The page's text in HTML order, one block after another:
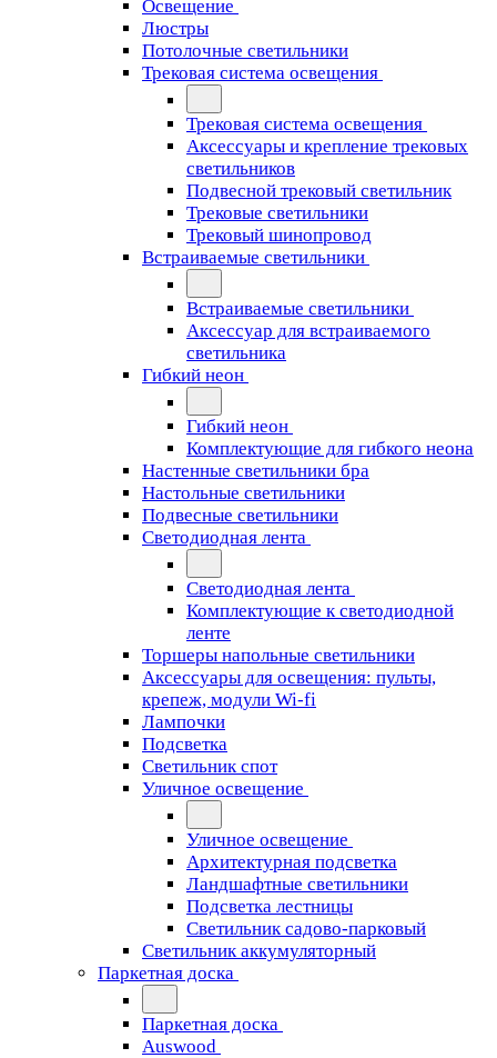
Освещение
Люстры
Потолочные светильники
Трековая система освещения
Трековая система освещения
Аксессуары и крепление трековых
светильников
Подвесной трековый светильник
Трековые светильники
Трековый шинопровод
Встраиваемые светильники
Встраиваемые светильники
Аксессуар для встраиваемого
светильника
Гибкий неон
Гибкий неон
Комплектующие для гибкого неона
Настенные светильники бра
Настольные светильники
Подвесные светильники
Светодиодная лента
Светодиодная лента
Комплектующие к светодиодной
ленте
Торшеры напольные светильники
Аксессуары для освещения: пульты,
крепеж, модули Wi-fi
Лампочки
Подсветка
Светильник спот
Уличное освещение
Уличное освещение
Архитектурная подсветка
Ландшафтные светильники
Подсветка лестницы
Светильник садово-парковый
Светильник аккумуляторный
Паркетная доска
Паркетная доска
Auswood